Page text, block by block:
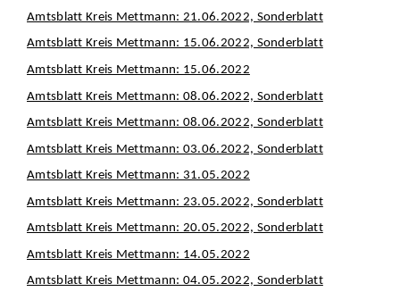
Amtsblatt Kreis Mettmann: 21.06.2022, Sonderblatt
Amtsblatt Kreis Mettmann: 15.06.2022, Sonderblatt
Amtsblatt Kreis Mettmann: 15.06.2022
Amtsblatt Kreis Mettmann: 08.06.2022, Sonderblatt
Amtsblatt Kreis Mettmann: 08.06.2022, Sonderblatt
Amtsblatt Kreis Mettmann: 03.06.2022, Sonderblatt
Amtsblatt Kreis Mettmann: 31.05.2022
Amtsblatt Kreis Mettmann: 23.05.2022, Sonderblatt
Amtsblatt Kreis Mettmann: 20.05.2022, Sonderblatt
Amtsblatt Kreis Mettmann: 14.05.2022
Amtsblatt Kreis Mettmann: 04.05.2022, Sonderblatt